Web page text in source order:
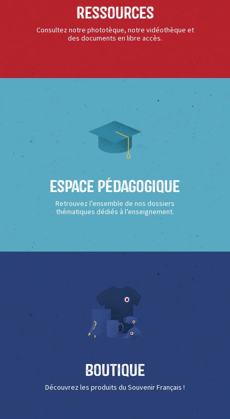
Ressources
Consultez notre phototèque, notre vidéothèque et
des documents en libre accès.
Espace Pédagogique
Retrouvez l’ensemble de nos dossiers
thématiques dédiés à l’enseignement.
Boutique
Découvrez les produits du Souvenir Français !